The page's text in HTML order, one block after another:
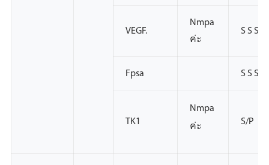
VEGF.
Nmpa
ค่ะ
S S S
Fpsa S S S
TK1
Nmpa
ค่ะ
S/P